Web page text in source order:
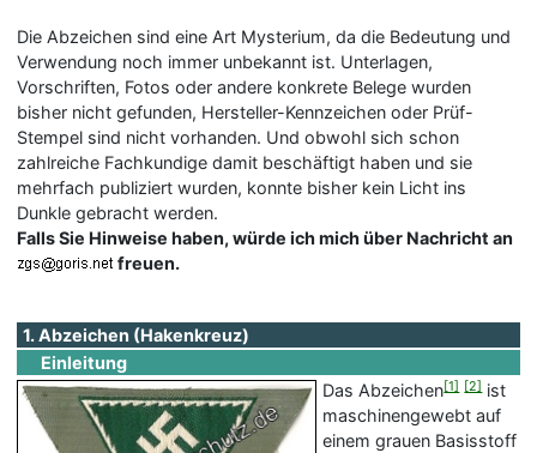
Die Abzeichen sind eine Art Mysterium, da die Bedeutung und
Verwendung noch immer unbekannt ist. Unterlagen,
Vorschriften, Fotos oder andere konkrete Belege wurden
bisher nicht gefunden, Hersteller-Kennzeichen oder Prüf-
Stempel sind nicht vorhanden. Und obwohl sich schon
zahlreiche Fachkundige damit beschäftigt haben und sie
mehrfach publiziert wurden, konnte bisher kein Licht ins
Dunkle gebracht werden.
Falls Sie Hinweise haben, würde ich mich über Nachricht an
freuen.
1. Abzeichen (Hakenkreuz)
Einleitung
Das Abzeichen[1] [2]ist
maschinengewebt auf
einem grauen Basisstoff